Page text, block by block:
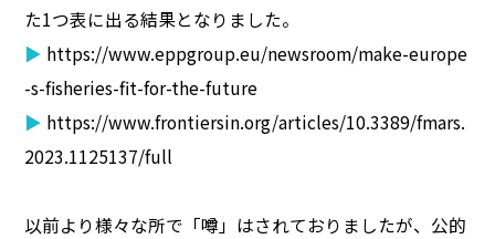
た1つ表に出る結果となりました。
▶ https://www.eppgroup.eu/newsroom/make-europe
-s-fisheries-fit-for-the-future
▶ https://www.frontiersin.org/articles/10.3389/fmars.
2023.1125137/full
以前より様々な所で「噂」はされておりましたが、公的